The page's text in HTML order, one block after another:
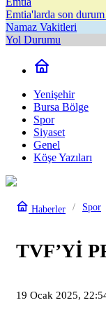
Emtia'larda son
Namaz Vakitleri
Yol Durumu
Yenişehir
Bursa Bölge
Spor
Siyaset
Genel
Köşe Yazıları
Haberler Spor
TVF’Yİ
19 Ocak 2025,